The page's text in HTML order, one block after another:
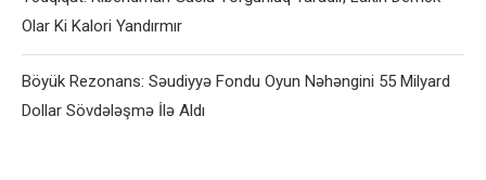
Olar Ki Kalori Yandırmır
Böyük Rezonans: Səudiyyə Fondu Oyun Nəhəngini 55 Milyard
Dollar Sövdələşmə İlə Aldı